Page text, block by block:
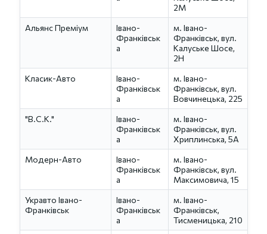
2М
Альянс Преміум
Івано-
Франківськ
а
м. Івано-
Франківськ, вул.
Калуське Шосе,
2Н
Класик-Авто
Івано-
Франківськ
а
м. Івано-
Франківськ, вул.
Вовчинецька, 225
"В.С.К."
Івано-
Франківськ
а
м. Івано-
Франківськ, вул.
Хриплинська, 5А
Модерн-Авто
Івано-
Франківськ
а
м. Івано-
Франківськ, вул.
Максимовича, 15
Укравто Івано-
Франківськ
Івано-
Франківськ
а
м. Івано-
Франківськ,
Тисменицька, 210